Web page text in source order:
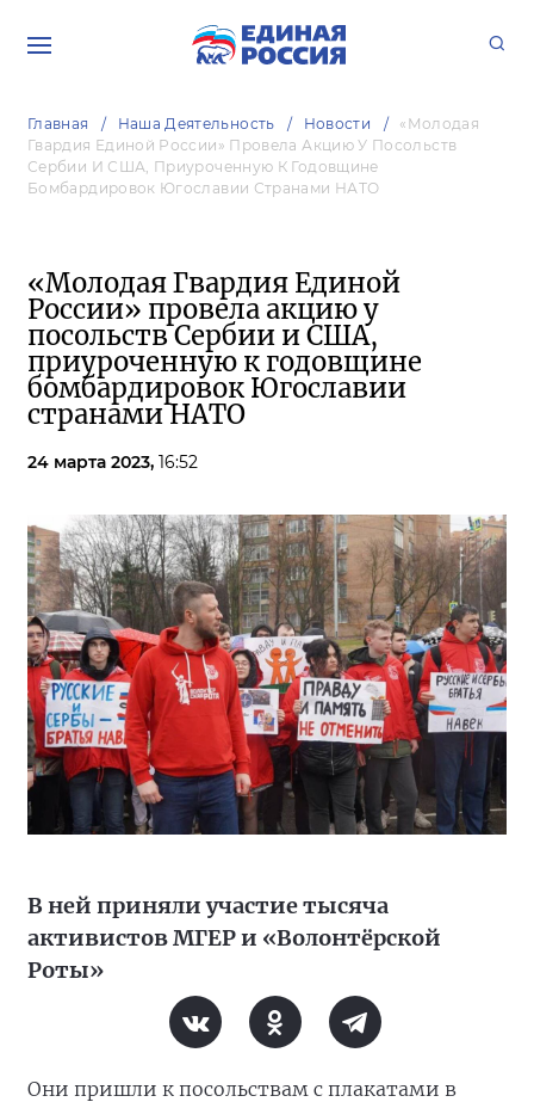
Главная Наша Деятельность Новости
«Молодая
Гвардия Единой России» Провела Акцию У Посольств
Сербии И США, Приуроченную К Годовщине
Бомбардировок Югославии Странами НАТО
«Молодая Гвардия Единой
России» провела акцию у
посольств Сербии и США,
приуроченную к годовщине
бомбардировок Югославии
странами НАТО
24 марта 2023, 16:52
В ней приняли участие тысяча
активистов МГЕР и «Волонтёрской
Роты»
Они пришли к посольствам с плакатами в